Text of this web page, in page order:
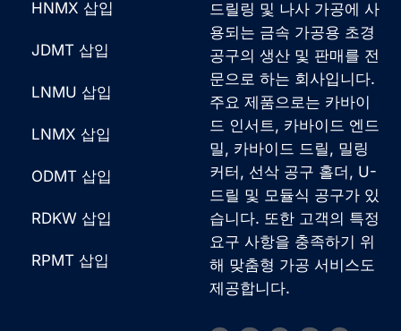
드릴링 및 나사 가공에 사
용되는 금속 가공용 초경
공구의 생산 및 판매를 전
문으로 하는 회사입니다.
주요 제품으로는 카바이
드 인서트, 카바이드 엔드
밀, 카바이드 드릴, 밀링
커터, 선삭 공구 홀더, U-
드릴 및 모듈식 공구가 있
습니다. 또한 고객의 특정
요구 사항을 충족하기 위
해 맞춤형 가공 서비스도
제공합니다.
HNMX 삽입
JDMT 삽입
LNMU 삽입
LNMX 삽입
ODMT 삽입
RDKW 삽입
RPMT 삽입